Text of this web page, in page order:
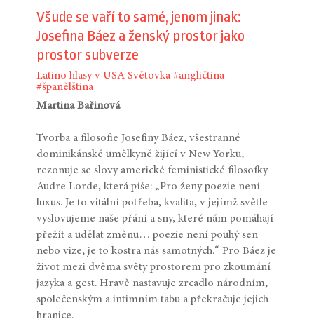
Všude se vaří to samé, jenom jinak:
Josefina Báez a ženský prostor jako
prostor subverze
Latino hlasy v USA Světovka #angličtina
#španělština
Martina Bařinová
Tvorba a filosofie Josefiny Báez, všestranné
dominikánské umělkyně žijící v New Yorku,
rezonuje se slovy americké feministické filosofky
Audre Lorde, která píše: „Pro ženy poezie není
luxus. Je to vitální potřeba, kvalita, v jejímž světle
vyslovujeme naše přání a sny, které nám pomáhají
přežít a udělat změnu… poezie není pouhý sen
nebo vize, je to kostra nás samotných.“ Pro Báez je
život mezi dvěma světy prostorem pro zkoumání
jazyka a gest. Hravě nastavuje zrcadlo národním,
společenským a intimním tabu a překračuje jejich
hranice.